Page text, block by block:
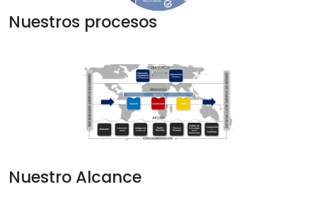
Nuestros procesos
Image
Nuestro Alcance